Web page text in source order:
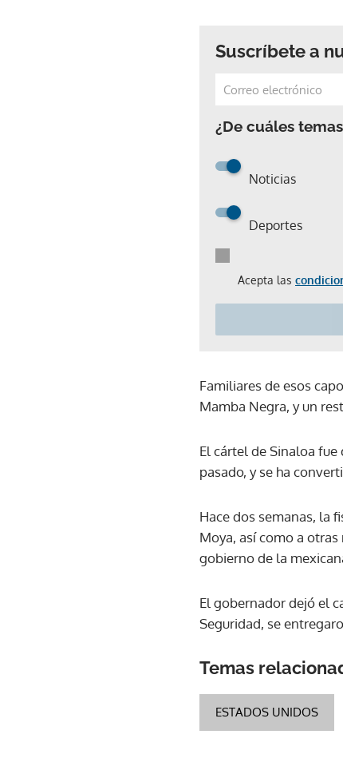
Suscríbete a
¿De cuáles
Noticias
Deportes
Acepta las
Familiares de esos
Mamba Negra, y un
El cártel de Sinaloa
pasado, y se ha
Hace dos semanas, la
Moya, así como a
gobierno de la
El gobernador dejó el
Seguridad, se
Temas
ESTADOS UNIDOS